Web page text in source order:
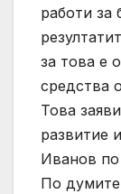
работи за
за това е
средства
Това
развитие
Иванов по
По